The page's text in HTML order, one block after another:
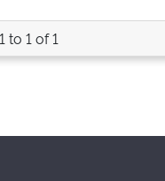
to 1 of 1